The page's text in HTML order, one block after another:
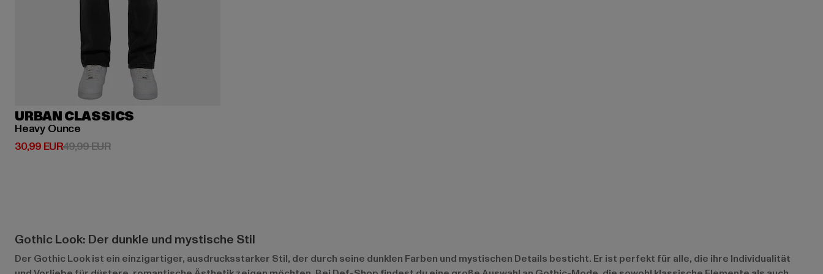
URBAN CLASSICS
Heavy Ounce
30,99 EUR
Derzeitiger Preis: 30,99 EUR
49,99 EURAktionspreis: 49,99 EUR
Gothic Look: Der dunkle und mystische Stil
Der Gothic Look ist ein einzigartiger, ausdrucksstarker Stil, der durch seine dunklen Farben und mystischen Details besticht. Er ist perfekt für alle, die ihre Individualität